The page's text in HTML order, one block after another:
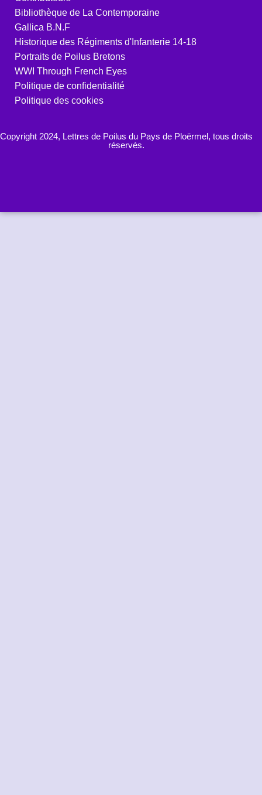
Bibliothèque de La Contemporaine
Gallica B.N.F
Historique des Régiments d'Infanterie 14-18
Portraits de Poilus Bretons
WWI Through French Eyes
Politique de confidentialité
Politique des cookies
Copyright 2024, Lettres de Poilus du Pays de Ploërmel, tous droits
réservés.